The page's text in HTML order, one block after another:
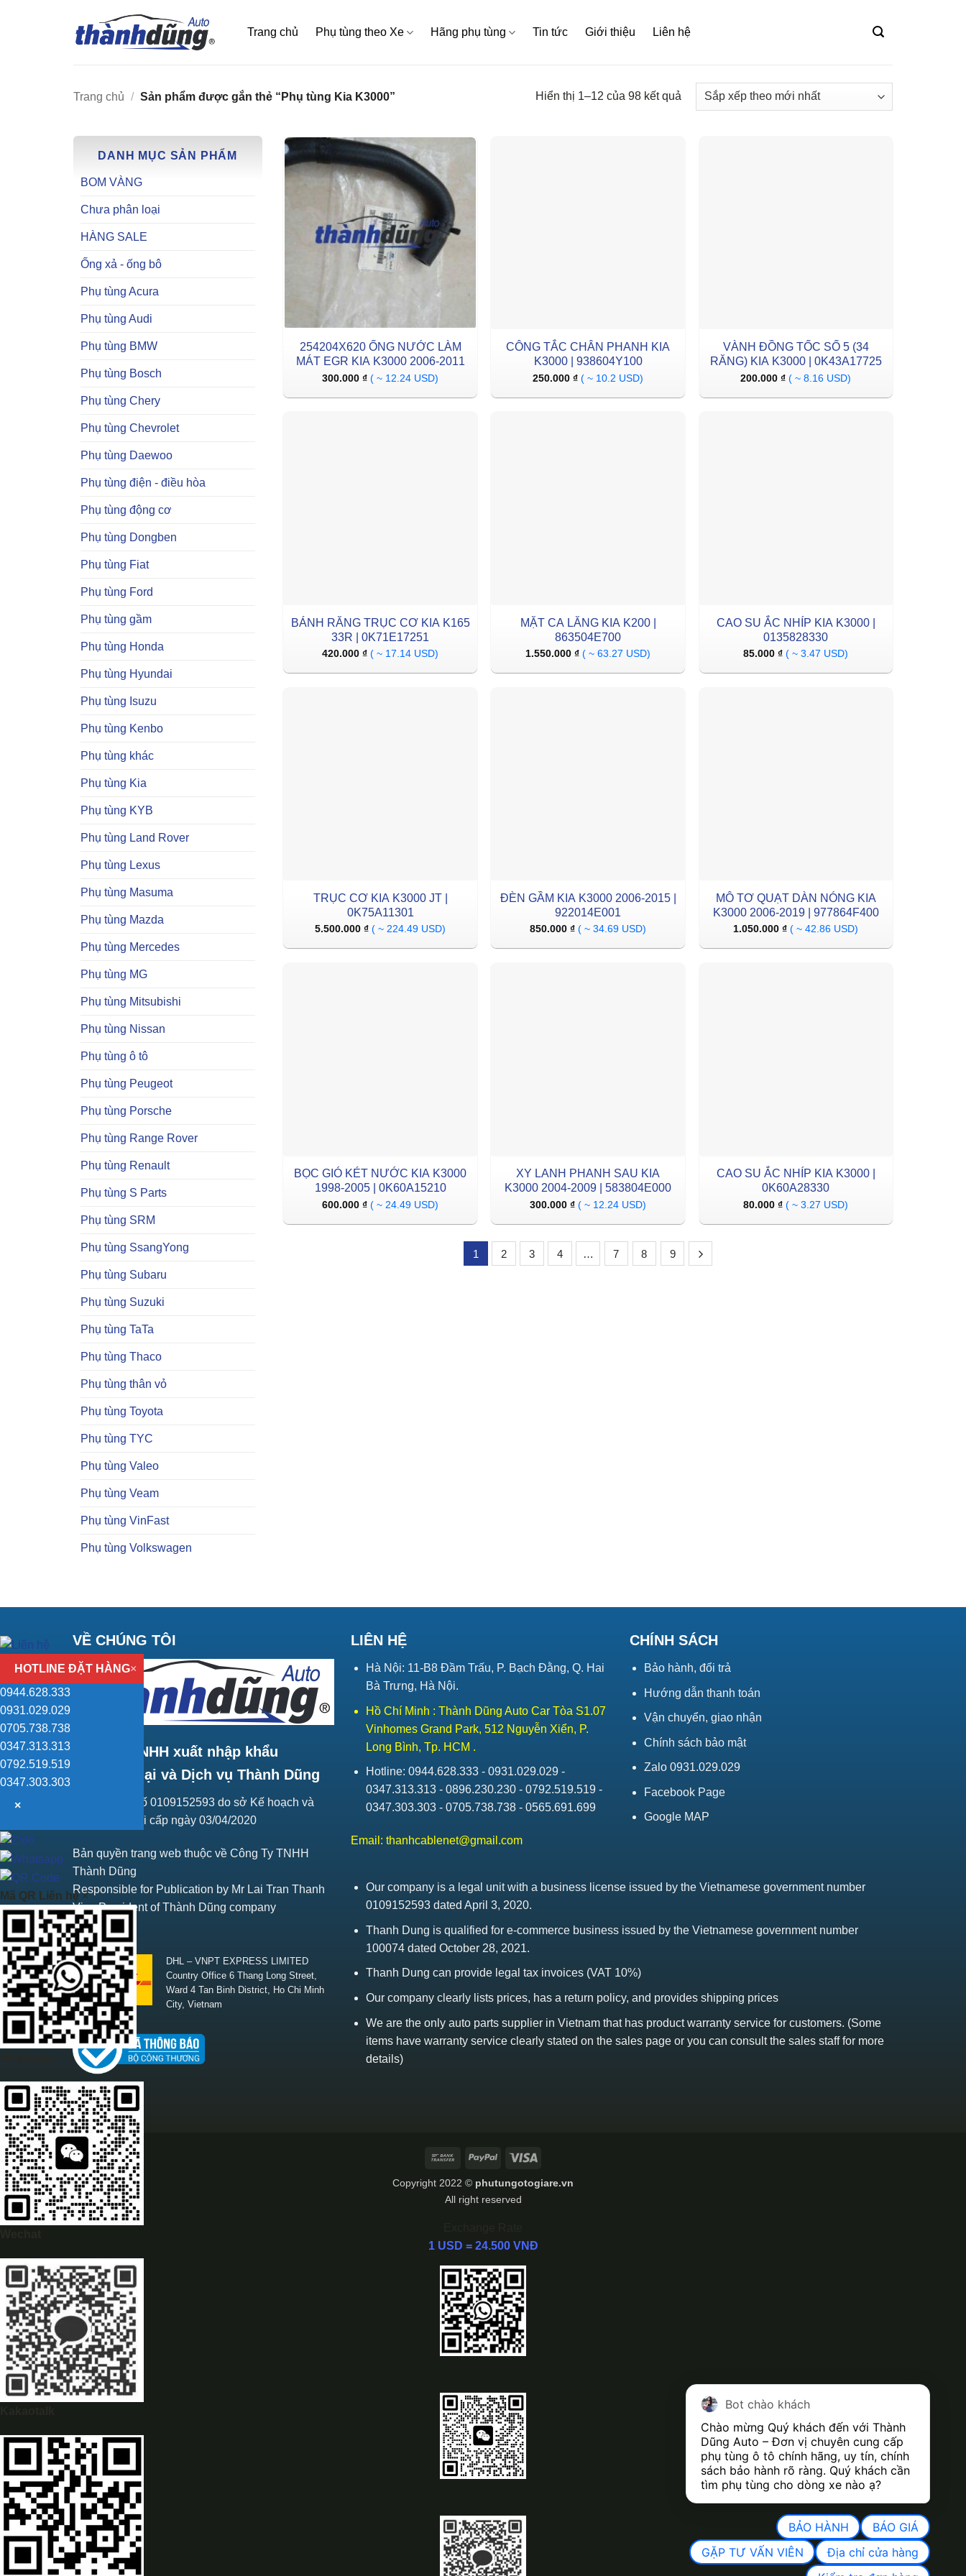
Trang chủ Phụ tùng theo Xe Hãng phụ tùng Tin tức Giới thiệu Liên hệ
Trang chủ / Sản phẩm được gắn thẻ “Phụ tùng Kia K3000” Hiển thị 1–12 của 98 kết quả
sắp
DANH MỤC SẢN PHẨM
BOM VÀNG
Chưa phân loại
HÀNG SALE
Ống xả - ống bô
Phụ tùng Acura
Phụ tùng Audi
Phụ tùng BMW
Phụ tùng Bosch
Phụ tùng Chery
Phụ tùng Chevrolet
Phụ tùng Daewoo
Phụ tùng điện - điều hòa
Phụ tùng động cơ
Phụ tùng Dongben
Phụ tùng Fiat
Phụ tùng Ford
Phụ tùng gầm
Phụ tùng Honda
Phụ tùng Hyundai
Phụ tùng Isuzu
Phụ tùng Kenbo
Phụ tùng khác
Phụ tùng Kia
Phụ tùng KYB
Phụ tùng Land Rover
Phụ tùng Lexus
Phụ tùng Masuma
Phụ tùng Mazda
Phụ tùng Mercedes
Phụ tùng MG
Phụ tùng Mitsubishi
Phụ tùng Nissan
Phụ tùng ô tô
Phụ tùng Peugeot
Phụ tùng Porsche
Phụ tùng Range Rover
Phụ tùng Renault
Phụ tùng S Parts
Phụ tùng SRM
Phụ tùng SsangYong
Phụ tùng Subaru
Phụ tùng Suzuki
Phụ tùng TaTa
Phụ tùng Thaco
Phụ tùng thân vỏ
Phụ tùng Toyota
Phụ tùng TYC
Phụ tùng Valeo
Phụ tùng Veam
Phụ tùng VinFast
Phụ tùng Volkswagen
254204X620 ỐNG NƯỚC LÀM
MÁT EGR KIA K3000 2006-2011
300.000₫ ( ~ 12.24 USD)
CÔNG TẮC CHÂN PHANH KIA
K3000 | 938604Y100
250.000₫ ( ~ 10.2 USD)
VÀNH ĐỒNG TỐC SỐ 5 (34
RĂNG) KIA K3000 | 0K43A17725
200.000₫ ( ~ 8.16 USD)
BÁNH RĂNG TRỤC CƠ KIA K165
33R | 0K71E17251
420.000₫ ( ~ 17.14 USD)
MẶT CA LĂNG KIA K200 |
863504E700
1.550.000₫ ( ~ 63.27 USD)
CAO SU ẮC NHÍP KIA K3000 |
0135828330
85.000₫ ( ~ 3.47 USD)
TRỤC CƠ KIA K3000 JT |
0K75A11301
5.500.000₫ ( ~ 224.49 USD)
ĐÈN GẦM KIA K3000 2006-2015 |
922014E001
850.000₫ ( ~ 34.69 USD)
MÔ TƠ QUẠT DÀN NÓNG KIA
K3000 2006-2019 | 977864F400
1.050.000₫ ( ~ 42.86 USD)
BỌC GIÓ KÉT NƯỚC KIA K3000
1998-2005 | 0K60A15210
600.000₫ ( ~ 24.49 USD)
XY LANH PHANH SAU KIA
K3000 2004-2009 | 583804E000
300.000₫ ( ~ 12.24 USD)
CAO SU ẮC NHÍP KIA K3000 |
0K60A28330
80.000₫ ( ~ 3.27 USD)
1 2 3 4 … 7 8 9
VỀ CHÚNG TÔI
Công ty TNHH xuất nhập khẩu
Thương mại và Dịch vụ Thành Dũng
Giấy ĐKKD số 0109152593 do sở Kế hoạch và
Đầu tư Hà Nội cấp ngày 03/04/2020
Bản quyền trang web thuộc về Công Ty TNHH
Thành Dũng
Responsible for Publication by Mr Lai Tran Thanh
Vice President of Thành Dũng company
SHIPPING
DHL – VNPT EXPRESS LIMITED
Country Office 6 Thang Long Street,
Ward 4 Tan Binh District, Ho Chi Minh
City, Vietnam
LIÊN HỆ
Hà Nội: 11-B8 Đầm Trấu, P. Bạch Đằng, Q. Hai
Bà Trưng, Hà Nội.
Hồ Chí Minh : Thành Dũng Auto Car Tòa S1.07
Vinhomes Grand Park, 512 Nguyễn Xiển, P.
Long Bình, Tp. HCM .
Hotline: 0944.628.333 - 0931.029.029 -
0347.313.313 - 0896.230.230 - 0792.519.519 -
0347.303.303 - 0705.738.738 - 0565.691.699
Email: thanhcablenet@gmail.com
CHÍNH SÁCH
Bảo hành, đổi trả
Hướng dẫn thanh toán
Vận chuyển, giao nhận
Chính sách bảo mật
Zalo 0931.029.029
Facebook Page
Google MAP
Our company is a legal unit with a business license issued by the Vietnamese government number
0109152593 dated April 3, 2020.
Thanh Dung is qualified for e-commerce business issued by the Vietnamese government number
100074 dated October 28, 2021.
Thanh Dung can provide legal tax invoices (VAT 10%)
Our company clearly lists prices, has a return policy, and provides shipping prices
We are the only auto parts supplier in Vietnam that has product warranty service for customers. (Some
items have warranty service clearly stated on the sales page or you can consult the sales staff for more
details)
Bank
PayPal
Copyright 2022 © phutungotogiare.vn
All right reserved
HOTLINE ĐẶT HÀNG×
0944.628.333
0931.029.029
0705.738.738
0347.313.313
0792.519.519
0347.303.303
×
Mã QR Liên hệ×
1 USD = 24.500 VNĐ
WhatsApp 0944628333
WeChat
Bot chào khách
Chào mừng Quý khách đến với Thành
Dũng Auto – Đơn vị chuyên cung cấp
phụ tùng ô tô chính hãng, uy tín, chính
sách bảo hành rõ ràng. Quý khách cần
tìm phụ tùng cho dòng xe nào ạ?
BẢO HÀNH
BÁO GIÁ
GẶP TƯ VẤN VIÊN
Địa chỉ cửa hàng